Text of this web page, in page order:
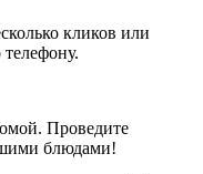
кликов или
телефону.
Проведите
блюдами!